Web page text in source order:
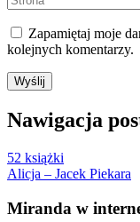
Zapamiętaj moje
kolejnych komentarzy.
Nawigacja
52 książki
Alicja – Jacek Piekara
Miranda w